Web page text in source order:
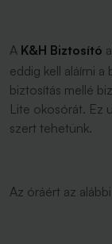
A K&H Biztosító
eddig kell aláírni
biztosítás mellé
Lite okosórát. Ez
szert tehetünk.
Az óráért az